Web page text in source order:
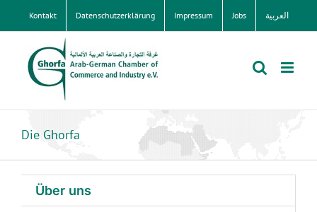
Kontakt Datenschutzerklärung Impressum Jobs العربية
Die Ghorfa
Über uns